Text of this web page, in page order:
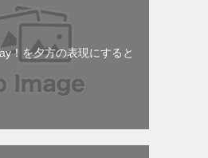
！を夕方の表現にすると